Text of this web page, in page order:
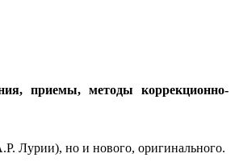
приемы, методы коррекционно-
Лурии), но и нового, оригинального.